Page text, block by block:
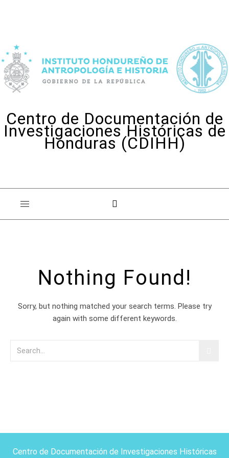
Centro de Documentación de
Investigaciones Históricas de
Honduras (CDIHH)
Nothing Found!
Sorry, but nothing matched your search terms. Please try
again with some different keywords.
Centro de Documentación de Investigaciones Históricas